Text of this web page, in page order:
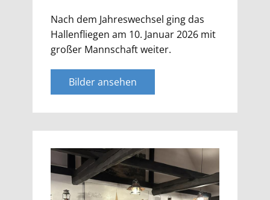
Nach dem Jahreswechsel ging das
Hallenfliegen am 10. Januar 2026 mit
großer Mannschaft weiter.
Bilder ansehen